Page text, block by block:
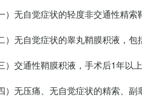
）无自觉症状的轻度非交通性精
）无自觉症状的睾丸鞘膜积液，
）交通性鞘膜积液，手术后1年以
）无压痛、无自觉症状的精索、